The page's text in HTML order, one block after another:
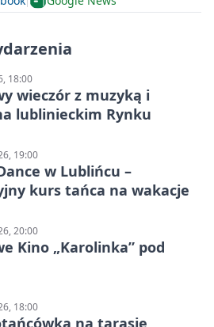
18:00
wieczór z muzyką i
lublinieckim Rynku
19:00
w Lublińcu –
kurs tańca na wakacje
20:00
Kino „Karolinka” pod
18:00